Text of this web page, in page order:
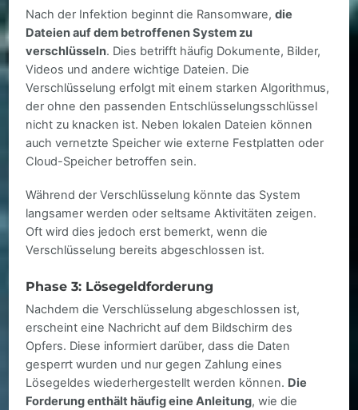
Nach der Infektion beginnt die Ransomware,die
Dateien auf dem betroffenen System zu
verschlüsseln. Dies betrifft häufig Dokumente, Bilder,
Videos und andere wichtige Dateien. Die
Verschlüsselung erfolgt mit einem starken Algorithmus,
der ohne den passenden Entschlüsselungsschlüssel
nicht zu knacken ist. Neben lokalen Dateien können
auch vernetzte Speicher wie externe Festplatten oder
Cloud-Speicher betroffen sein.
Während der Verschlüsselung könnte das System
langsamer werden oder seltsame Aktivitäten zeigen.
Oft wird dies jedoch erst bemerkt, wenn die
Verschlüsselung bereits abgeschlossen ist.
Phase 3: Lösegeldforderung
Nachdem die Verschlüsselung abgeschlossen ist,
erscheint eine Nachricht auf dem Bildschirm des
Opfers. Diese informiert darüber, dass die Daten
gesperrt wurden und nur gegen Zahlung eines
Lösegeldes wiederhergestellt werden können. Die
Forderung enthält häufig eine Anleitung, wie die